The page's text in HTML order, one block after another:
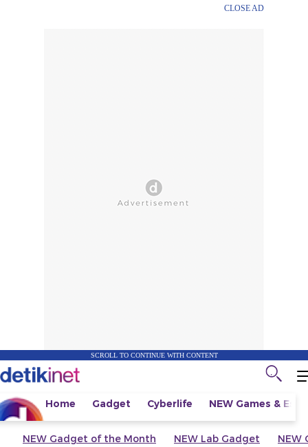
CLOSE AD
SCROLL TO CONTINUE WITH CONTENT
Home Gadget Cyberlife NEW Games &
NEW Gadget of the Month NEW Lab Gadget NEW